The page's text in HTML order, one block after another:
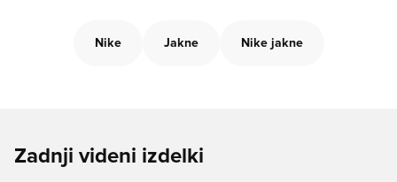
Nike Jakne Nike jakne
Zadnji videni izdelki